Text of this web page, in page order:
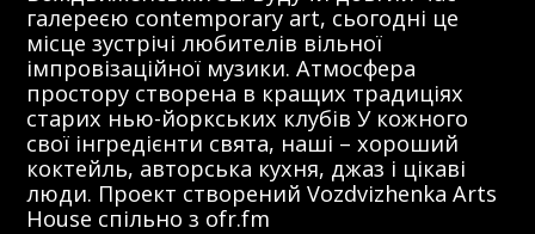
галереєю contemporary art, сьогодні це
місце зустрічі любителів вільної
імпровізаційної музики. Атмосфера
простору створена в кращих традиціях
старих нью-йоркських клубів У кожного
свої інгредієнти свята, наші – хороший
коктейль, авторська кухня, джаз і цікаві
люди. Проект створений Vozdvizhenka Arts
House спільно з ofr.fm